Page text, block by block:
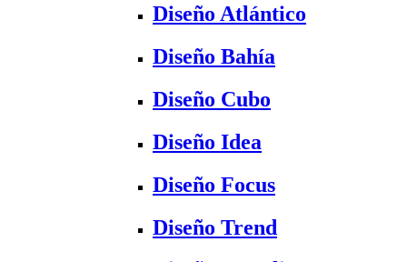
Diseño Atlántico
Diseño Bahía
Diseño Cubo
Diseño Idea
Diseño Focus
Diseño Trend